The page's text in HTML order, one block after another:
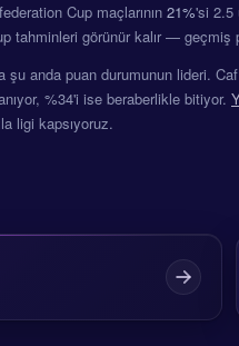
Cup maçlarının 21%'si 2.5
tahminleri görünür kalır — geçmiş
şu anda puan durumunun lideri.
%34'i ise beraberlikle bitiyor.
ligi kapsıyoruz.